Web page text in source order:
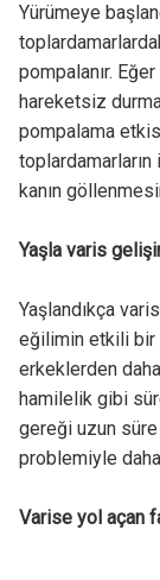
Yürümeye
pompalanır.
hareketsiz
pompalama
toplardamarların
kanın
Yaşla varis
Yaşlandıkça
eğilimin etkili bir
erkeklerden
hamilelik gibi
gereği uzun
problemiyle daha
Varise yol açan